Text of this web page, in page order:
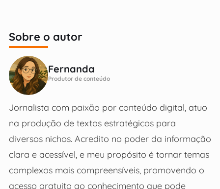
Sobre o autor
Fernanda
Produtor de conteúdo
Jornalista com paixão por conteúdo digital, atuo
na produção de textos estratégicos para
diversos nichos. Acredito no poder da informação
clara e acessível, e meu propósito é tornar temas
complexos mais compreensíveis, promovendo o
acesso gratuito ao conhecimento que pode